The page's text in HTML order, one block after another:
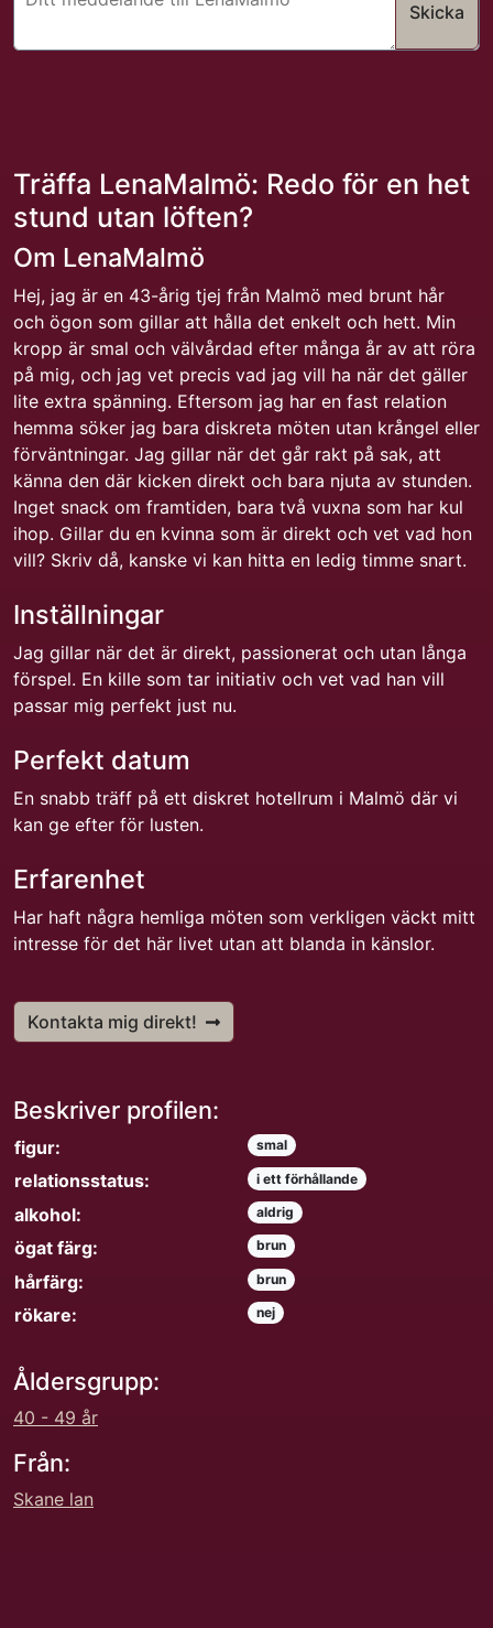
Skicka
Träffa LenaMalmö: Redo för en het
stund utan löften?
Om LenaMalmö
Hej, jag är en 43-årig tjej från Malmö med brunt hår
och ögon som gillar att hålla det enkelt och hett. Min
kropp är smal och välvårdad efter många år av att röra
på mig, och jag vet precis vad jag vill ha när det gäller
lite extra spänning. Eftersom jag har en fast relation
hemma söker jag bara diskreta möten utan krångel eller
förväntningar. Jag gillar när det går rakt på sak, att
känna den där kicken direkt och bara njuta av stunden.
Inget snack om framtiden, bara två vuxna som har kul
ihop. Gillar du en kvinna som är direkt och vet vad hon
vill? Skriv då, kanske vi kan hitta en ledig timme snart.
Inställningar
Jag gillar när det är direkt, passionerat och utan långa
förspel. En kille som tar initiativ och vet vad han vill
passar mig perfekt just nu.
Perfekt datum
En snabb träff på ett diskret hotellrum i Malmö där vi
kan ge efter för lusten.
Erfarenhet
Har haft några hemliga möten som verkligen väckt mitt
intresse för det här livet utan att blanda in känslor.
Kontakta mig direkt!
Beskriver profilen:
figur: smal
relationsstatus: i ett förhållande
alkohol: aldrig
ögat färg: brun
hårfärg: brun
rökare: nej
Åldersgrupp:
40 - 49 år
Från:
Skane lan